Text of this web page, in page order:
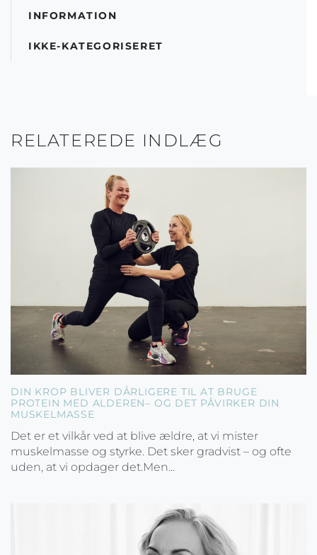
INFORMATION
IKKE-KATEGORISERET
RELATEREDE INDLÆG
DIN KROP BLIVER DÅRLIGERE TIL AT BRUGE
PROTEIN MED ALDEREN– OG DET PÅVIRKER DIN
MUSKELMASSE
Det er et vilkår ved at blive ældre, at vi mister
muskelmasse og styrke. Det sker gradvist – og ofte
uden, at vi opdager det.Men...